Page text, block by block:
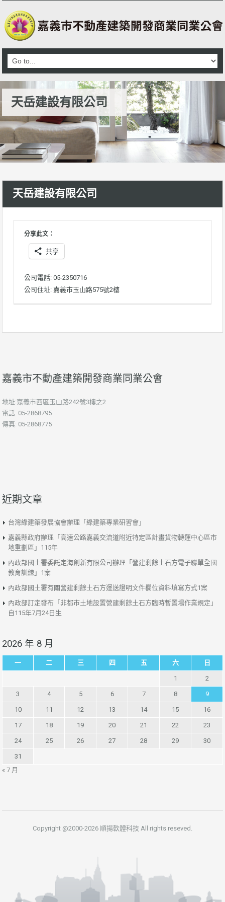
天岳建設有限公司
天岳建設有限公司
分享此文：
共享
公司電話: 05-2350716
公司住址: 嘉義市玉山路575號2樓
嘉義市不動產建築開發商業同業公會
地址:嘉義市西區玉山路242號3樓之2
電話: 05-2868795
傳真: 05-2868775
近期文章
台灣綠建築發展協會辦理「綠建築專業研習會」
嘉義縣政府辦理「高速公路嘉義交流道附近特定區計畫貨物轉運中心區市
地重劃區」115年
內政部國土署委託定海創新有限公司辦理「營建剩餘土石方電子聯單全國
教育訓練」1案
內政部國土署有關營建剩餘土石方運送證明文件欄位資料填寫方式1案
內政部訂定發布「非都市土地設置營建剩餘土石方臨時暫置場作業規定」
自115年7月24日生
2026 年 8 月
一 二 三 四 五 六 日
1 2
3 4 5 6 7 8 9
10 11 12 13 14 15 16
17 18 19 20 21 22 23
24 25 26 27 28 29 30
31
« 7 月
Copyright @2000-2026 順揚軟體科技 All rights reseved.